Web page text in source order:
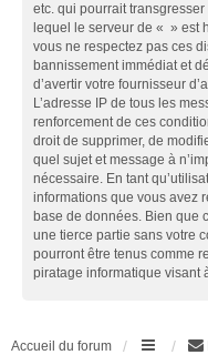
etc. qui pourrait
lequel le serveur de « » est
vous ne respectez pas ces
bannissement immédiat et
d’avertir votre fournisseur
L’adresse IP de tous les
renforcement de ces
droit de supprimer, de
quel sujet et message à
nécessaire. En tant
informations que vous avez
base de données. Bien que
une tierce partie sans votre
pourront être tenus comme
piratage informatique visant
Accueil du forum